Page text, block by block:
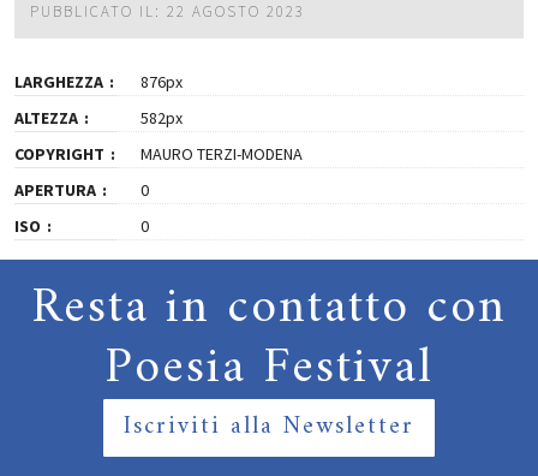
PUBBLICATO IL: 22 AGOSTO 2023
LARGHEZZA
876px
ALTEZZA
582px
COPYRIGHT
MAURO TERZI-MODENA
APERTURA
0
ISO
0
Resta in contatto con
Poesia Festival
Iscriviti alla Newsletter